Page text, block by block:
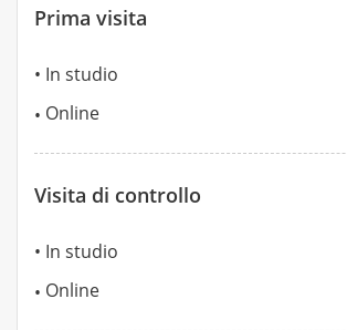
Prima visita
In studio
Online
Visita di controllo
In studio
Online